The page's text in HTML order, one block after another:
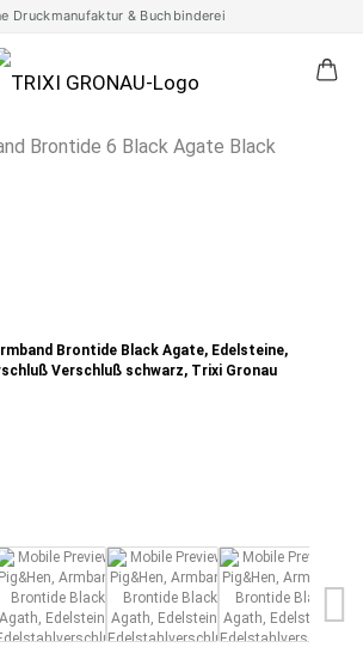
Druckmanufaktur & Buchbinderei
Brontide 6 Black Agate Black